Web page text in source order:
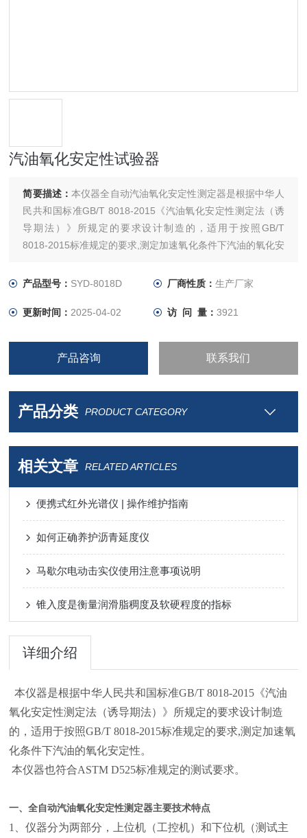
汽油氧化安定性试验器
简要描述：本仪器全自动汽油氧化安定性测定器是根据中华人
民共和国标准GB/T 8018-2015《汽油氧化安定性测定法（诱
导期法）》所规定的要求设计制造的，适用于按照GB/T
8018-2015标准规定的要求,测定加速氧化条件下汽油的氧化安
本仪器也符合ASTM D525标准规定的测试要求。
产品型号： SYD-8018D 厂商性质： 生产厂家
更新时间： 2025-04-02 访 问 量： 3921
产品咨询 联系我们
产品分类 PRODUCT CATEGORY
相关文章 RELATED ARTICLES
便携式红外光谱仪 | 操作维护指南
如何正确养护沥青延度仪
马歇尔电动击实仪使用注意事项说明
锥入度是衡量润滑脂稠度及软硬程度的指标
详细介绍
本仪器是根据中华人民共和国标准GB/T 8018-2015《汽油
氧化安定性测定法（诱导期法）》所规定的要求设计制造
的，适用于按照GB/T 8018-2015标准规定的要求,测定加速氧
化条件下汽油的氧化安定性。
本仪器也符合ASTM D525标准规定的测试要求。
一、全自动汽油氧化安定性测定器主要技术特点
1、仪器分为两部分，上位机（工控机）和下位机（测试主